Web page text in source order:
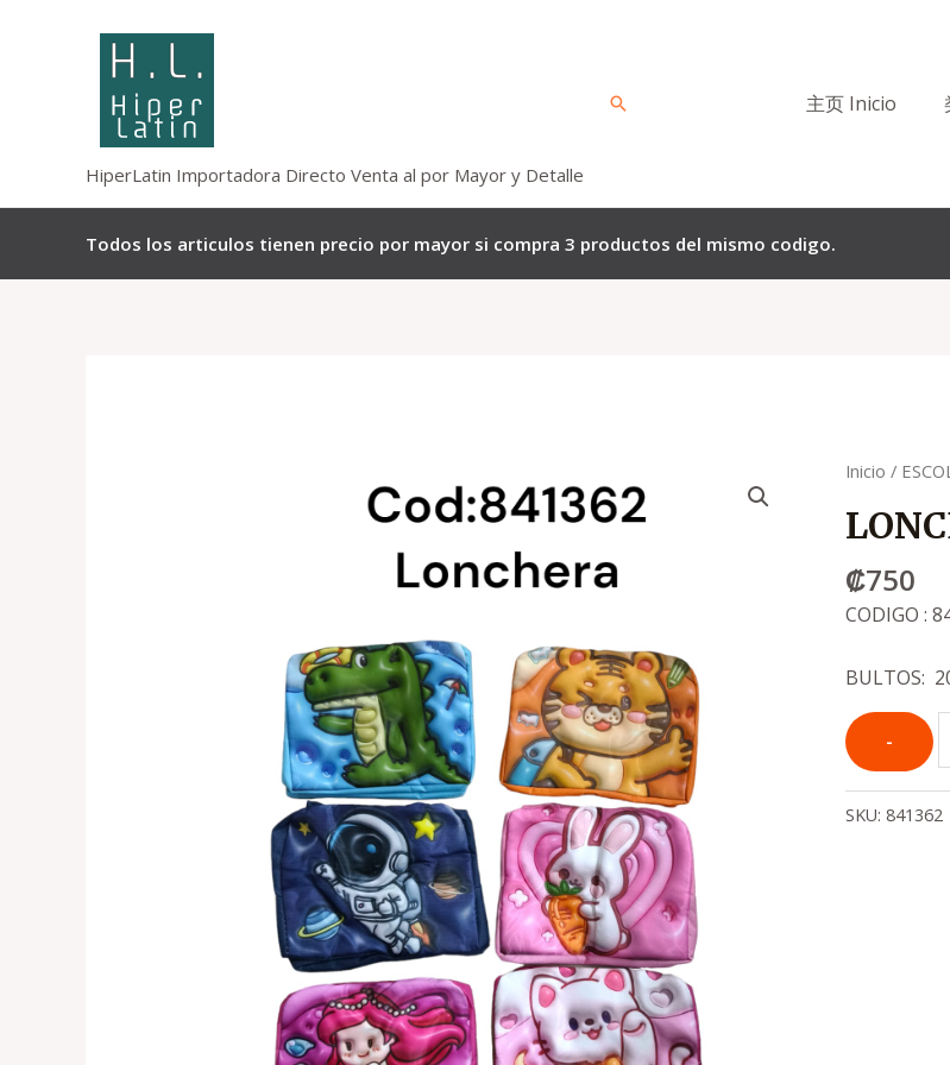
HiperLatin Importadora Directo Venta al por Mayor y Detalle
Buscar 主页 Inicio
Todos los articulos tienen precio por mayor si compra 3 productos del mismo codigo.
Inicio /
₡750
CODIGO :
BULTOS:
Quantity
SKU:841362